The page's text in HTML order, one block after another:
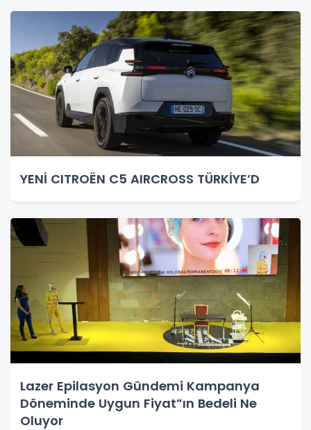
YENİ CITROËN C5 AIRCROSS TÜRKİYE’D
Lazer Epilasyon Gündemi Kampanya
Döneminde Uygun Fiyat”ın Bedeli Ne
Oluyor